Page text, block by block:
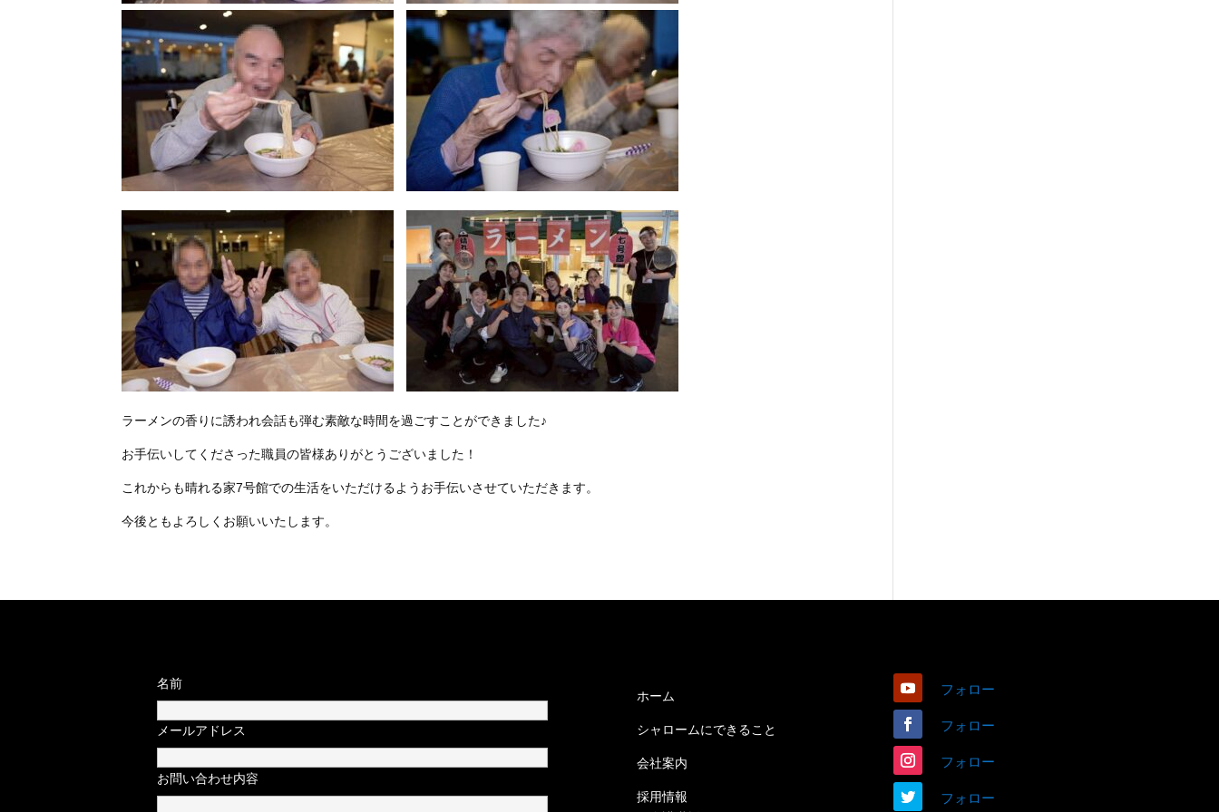
ラーメンの香りに誘われ会話も弾む素敵な時間を過ごすことができました♪
お手伝いしてくださった職員の皆様ありがとうございました！
これからも晴れる家7号館での生活をいただけるようお手伝いさせていただきます。
今後ともよろしくお願いいたします。
名前
メールアドレス
お問い合わせ内容
ホーム
シャロームにできること
会社案内
採用情報
フォロー
フォロー
フォロー
フォロー